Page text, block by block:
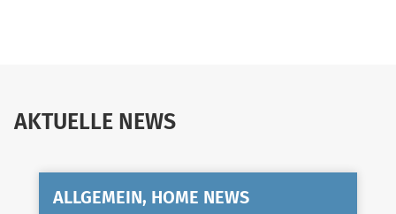
AKTUELLE NEWS
ALLGEMEIN, HOME NEWS